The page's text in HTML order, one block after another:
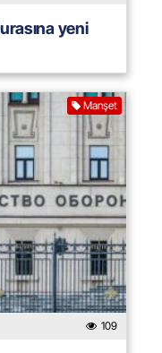
yeni
Manşet
109